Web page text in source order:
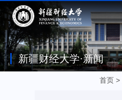
新疆财经大学·新闻
首页 >